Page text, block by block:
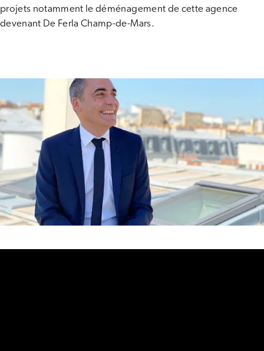
projets notamment le déménagement de cette agence
devenant De Ferla Champ-de-Mars.